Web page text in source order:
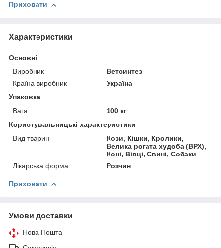
Приховати
Характеристики
Основні
Виробник
Ветсинтез
Країна виробник
Україна
Упаковка
Вага
100 кг
Користувальницькі характеристики
Вид тварин
Кози, Кішки, Кролики,
Велика рогата худоба (ВРХ),
Коні, Вівці, Свині, Собаки
Лікарська форма
Розчин
Приховати
Умови доставки
Нова Пошта